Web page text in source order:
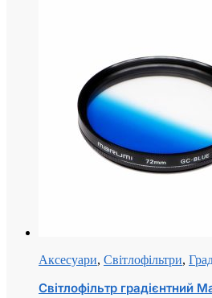
Аксесуари, Світлофільтри,
Світлофільтр градієнтний